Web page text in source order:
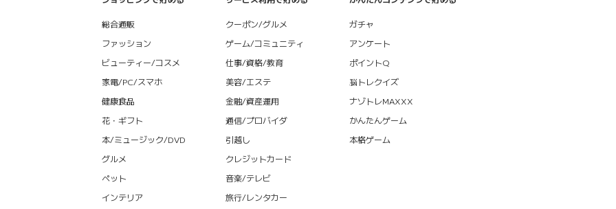
総合通販
ファッション
ビューティー/コスメ
家電/PC/スマホ
健康食品
花・ギフト
本/ミュージック/DVD
グルメ
ペット
インテリア
クーポン/グルメ
ゲーム/コミュニティ
仕事/資格/教育
美容/エステ
金融/資産運用
通信/プロバイダ
引越し
クレジットカード
音楽/テレビ
旅行/レンタカー
ガチャ
アンケート
ポイントQ
脳トレクイズ
ナゾトレMAXXX
かんたんゲーム
本格ゲーム